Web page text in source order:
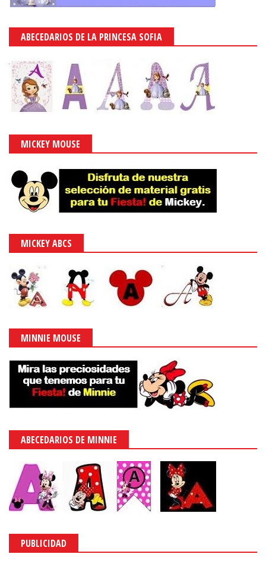
ABECEDARIOS DE LA PRINCESA SOFIA
MICKEY MOUSE
MICKEY ABCS
MINNIE MOUSE
ABECEDARIOS DE MINNIE
PUBLICIDAD